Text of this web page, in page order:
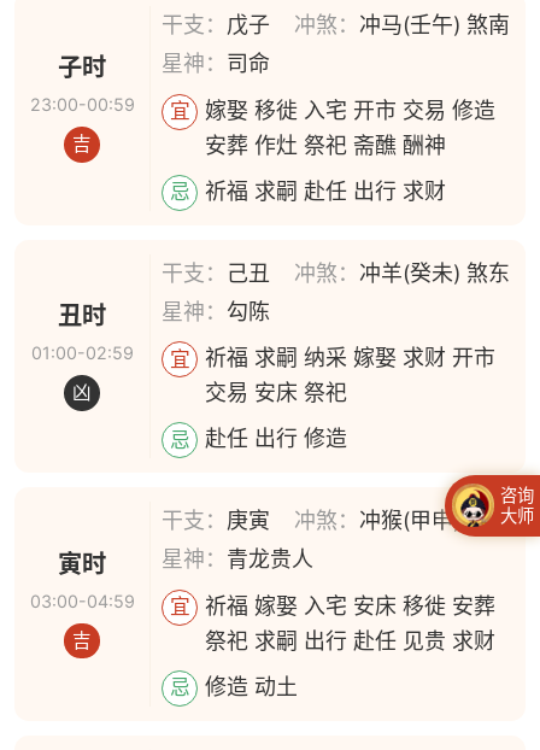
子时
23:00-00:59
吉
干支： 戊子 冲煞： 冲马(壬午) 煞南
星神： 司命
宜
嫁娶 移徙 入宅 开市 交易 修造
安葬 作灶 祭祀 斋醮 酬神
忌 祈福 求嗣 赴任 出行 求财
丑时
01:00-02:59
凶
干支： 己丑 冲煞： 冲羊(癸未) 煞东
星神： 勾陈
宜
祈福 求嗣 纳采 嫁娶 求财 开市
交易 安床 祭祀
忌 赴任 出行 修造
寅时
03:00-04:59
吉
干支： 庚寅 冲煞： 冲猴(甲申) 煞北
星神： 青龙贵人
宜
祈福 嫁娶 入宅 安床 移徙 安葬
祭祀 求嗣 出行 赴任 见贵 求财
忌 修造 动土
咨询
大师